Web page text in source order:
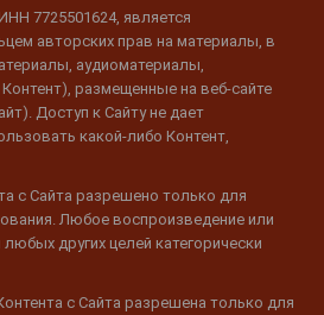
7725501624, является
авторских прав на материалы, в
аудиоматериалы,
размещенные на веб-сайте
Доступ к Сайту не дает
какой-либо Контент,
с Сайта разрешено только для
Любое воспроизведение или
других целей категорически
с Сайта разрешена только для